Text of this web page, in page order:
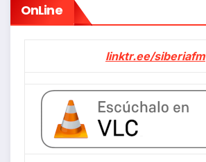
OnLine
linktr.ee/siberiafm